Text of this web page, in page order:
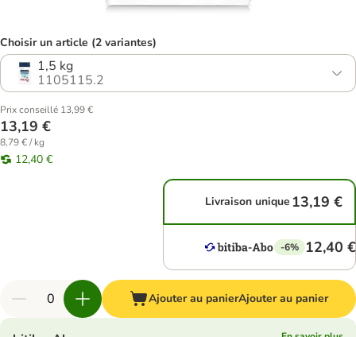
Choisir un article (2 variantes)
1,5 kg
1105115.2
Prix conseillé 13,99 €
13,19 €
8,79 € / kg
12,40 €
Livraison unique 13,19 €
-6% 12,40 €
Ajouter au panierAjouter au panier